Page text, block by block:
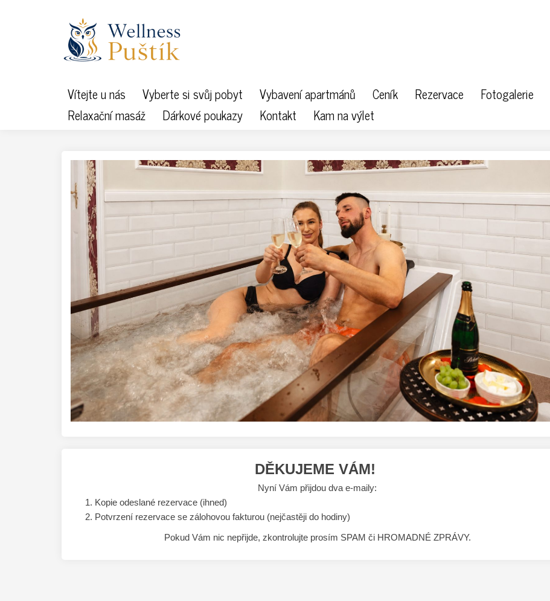
Vítejte u nás Vyberte si svůj pobyt Vybavení apartmánů Ceník Rezervace Fotogalerie
Relaxační masáž
Dárkové poukazy Kontakt Kam na výlet
DĚKUJEME VÁM!
Nyní Vám přijdou dva e-maily:
Kopie odeslané rezervace (ihned)
Potvrzení rezervace se zálohovou fakturou (nejčastěji do hodiny)
Pokud Vám nic nepřijde, zkontrolujte prosím SPAM či HROMADNÉ ZPRÁVY.